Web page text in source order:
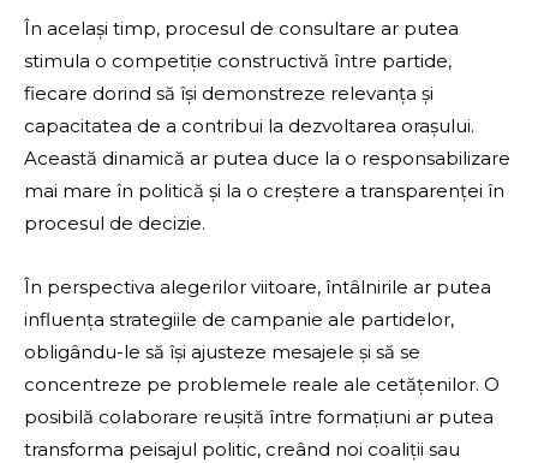
În același timp, procesul de consultare ar putea
stimula o competiție constructivă între partide,
fiecare dorind să își demonstreze relevanța și
capacitatea de a contribui la dezvoltarea orașului.
Această dinamică ar putea duce la o responsabilizare
mai mare în politică și la o creștere a transparenței în
procesul de decizie.
În perspectiva alegerilor viitoare, întâlnirile ar putea
influența strategiile de campanie ale partidelor,
obligându-le să își ajusteze mesajele și să se
concentreze pe problemele reale ale cetățenilor. O
posibilă colaborare reușită între formațiuni ar putea
transforma peisajul politic, creând noi coaliții sau